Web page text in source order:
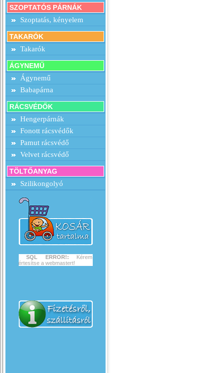
SZOPTATÓS PÁRNÁK
Szoptatás, kényelem
TAKARÓK
Takarók
ÁGYNEMŰ
Ágynemű
Babapárna
RÁCSVÉDŐK
Hengerpárnák
Fonott rácsvédők
Pamut rácsvédő
Velvet rácsvédő
TÖLTŐANYAG
Szilikongolyó
SQL ERROR!: Kérem
értesítse a webmastert!